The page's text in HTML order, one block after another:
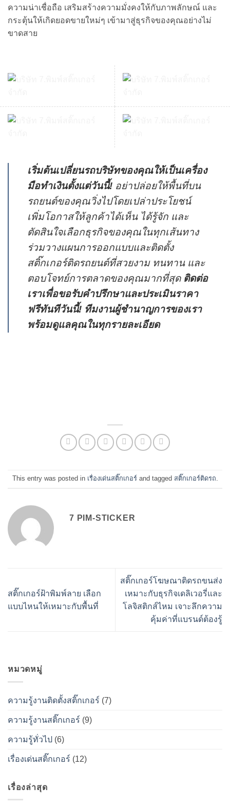
ความน่าเชื่อถือ เสริมสร้างความมั่งคงให้กับภาพลักษณ์ และ
กระตุ้นให้เกิดยอดขายใหม่ๆ เข้ามาสู่ธุรกิจของคุณอย่างไม่
ขาดสาย
เริ่มต้นเปลี่ยนรถบริษัทของคุณให้เป็นเครื่อง
มือทำเงินตั้งแต่วันนี้! อย่าปล่อยให้พื้นที่บน
รถยนต์ของคุณวิ่งไปโดยเปล่าประโยชน์
เพิ่มโอกาสให้ลูกค้าได้เห็น ได้รู้จัก และ
ตัดสินใจเลือกธุรกิจของคุณในทุกเส้นทาง
ร่วมวางแผนการออกแบบและติดตั้ง
สติ๊กเกอร์ติดรถยนต์ที่สวยงาม ทนทาน และ
ตอบโจทย์การตลาดของคุณมากที่สุด ติดต่อ
เราเพื่อขอรับคำปรึกษาและประเมินราคา
ฟรีทันทีวันนี้! ทีมงานผู้ชำนาญการของเรา
พร้อมดูแลคุณในทุกรายละเอียด
This entry was posted in เรื่องเด่นสติ๊กเกอร์and tagged สติ๊กเกอร์ติดรถ.
7 PIM-STICKER
สติ๊กเกอร์ฝ้าพิมพ์ลาย เลือก
แบบไหนให้เหมาะกับพื้นที่
สติ๊กเกอร์โฆษณาติดรถขนส่ง
เหมาะกับธุรกิจเดลิเวอรี่และ
โลจิสติกส์ไหม เจาะลึกความ
คุ้มค่าที่แบรนด์ต้องรู้
หมวดหมู่
ความรู้งานติดตั้งสติ๊กเกอร์ (7)
ความรู้งานสติ๊กเกอร์ (9)
ความรู้ทั่วไป (6)
เรื่องเด่นสติ๊กเกอร์ (12)
เรื่องล่าสุด